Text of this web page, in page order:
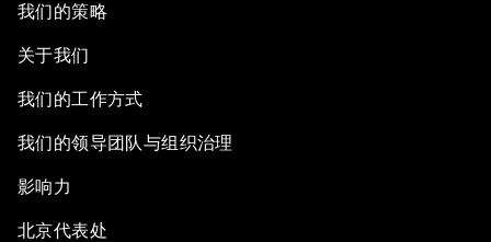
The Modern Silk Road
Future-Proofing the Internet Economy
Emerging Markets at a Crossroads
我们的策略
关于我们
我们的工作方式
我们的领导团队与组织治理
影响力
北京代表处